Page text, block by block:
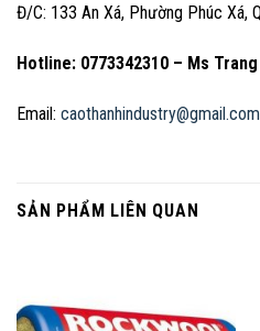
Đ/C: 133 An Xá, Phường Phúc Xá,
Hotline: 0773342310 – Ms Trang
Email: caothanhindustry@gmail.com
SẢN PHẨM LIÊN QUAN